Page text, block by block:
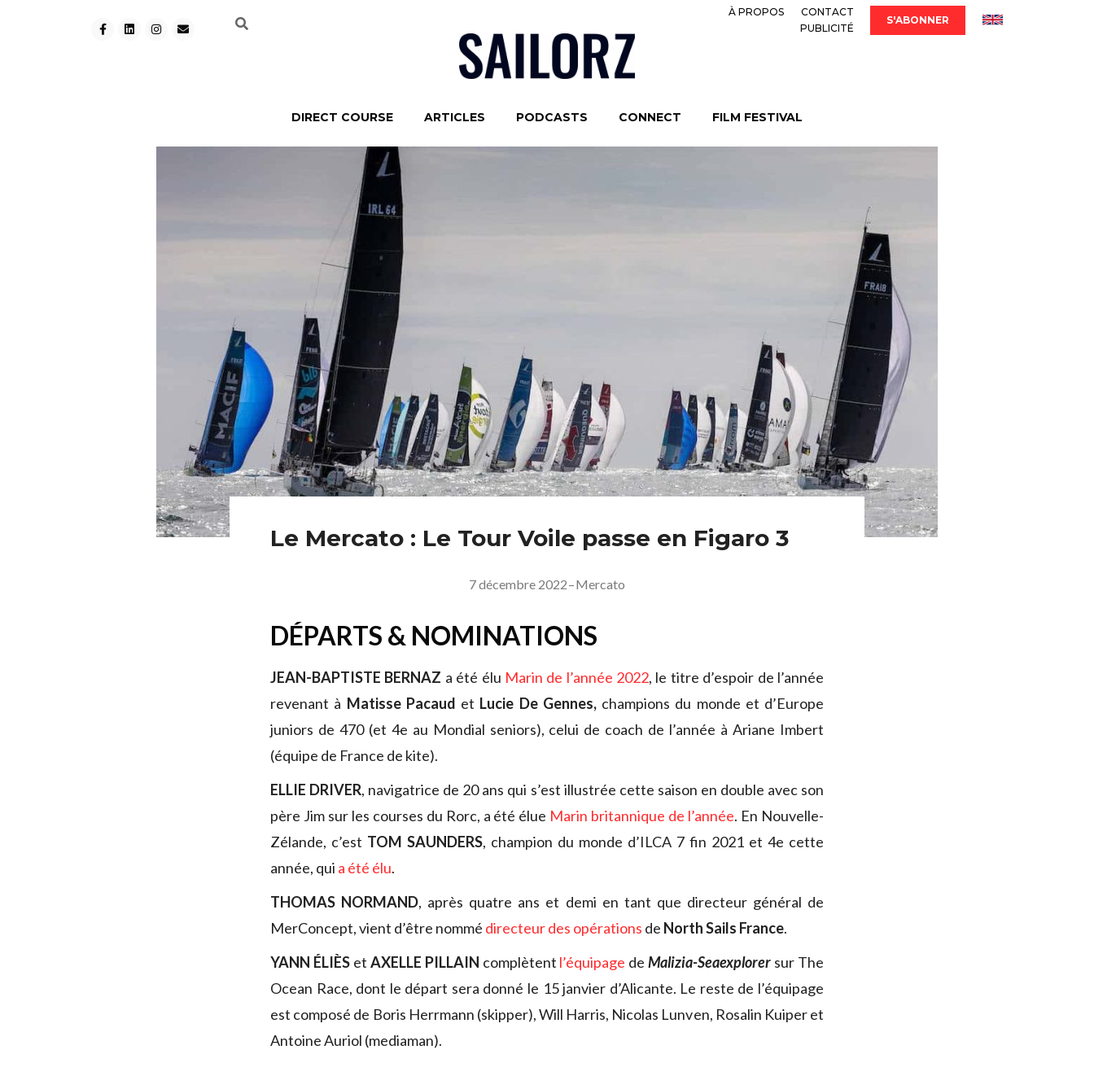
À PROPOS
CONTACT
PUBLICITÉ
S'ABONNER
DIRECT COURSE ARTICLES PODCASTS CONNECT FILM FESTIVAL
Le Mercato : Le Tour Voile passe en Figaro 3
7 décembre 2022–Mercato
DÉPARTS & NOMINATIONS
JEAN-BAPTISTE BERNAZ a été élu Marin de l’année 2022, le titre d’espoir de l’année
revenant à Matisse Pacaud et Lucie De Gennes, champions du monde et d’Europe
juniors de 470 (et 4e au Mondial seniors), celui de coach de l’année à Ariane Imbert
(équipe de France de kite).
ELLIE DRIVER, navigatrice de 20 ans qui s’est illustrée cette saison en double avec son
père Jim sur les courses du Rorc, a été élue Marin britannique de l’année. En Nouvelle-
Zélande, c’est TOM SAUNDERS, champion du monde d’ILCA 7 fin 2021 et 4e cette
année, qui a été élu.
THOMAS NORMAND, après quatre ans et demi en tant que directeur général de
MerConcept, vient d’être nommé directeur des opérations de North Sails France.
YANN ÉLIÈSet AXELLE PILLAIN complètent l’équipage deMalizia-Seaexplorer sur The
Ocean Race, dont le départ sera donné le 15 janvier d’Alicante. Le reste de l’équipage
est composé de Boris Herrmann (skipper), Will Harris, Nicolas Lunven, Rosalin Kuiper et
Antoine Auriol (mediaman).